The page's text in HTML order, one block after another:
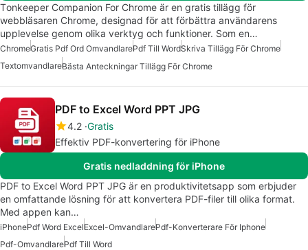
Τonkeeper Companion For Chrome är en gratis tillägg för
webbläsaren Chrome, designad för att förbättra användarens
upplevelse genom olika verktyg och funktioner. Som en…
ChromeGratis Pdf Ord OmvandlarePdf Till WordSkriva Tillägg För Chrome
TextomvandlareBästa Anteckningar Tillägg För Chrome
PDF to Excel Word PPT JPG
4.2 Gratis
Effektiv PDF-konvertering för iPhone
Gratis nedladdning för iPhone
PDF to Excel Word PPT JPG är en produktivitetsapp som erbjuder
en omfattande lösning för att konvertera PDF-filer till olika format.
Med appen kan…
iPhonePdf Word ExcelExcel-OmvandlarePdf-Konverterare För Iphone
Pdf-OmvandlarePdf Till Word